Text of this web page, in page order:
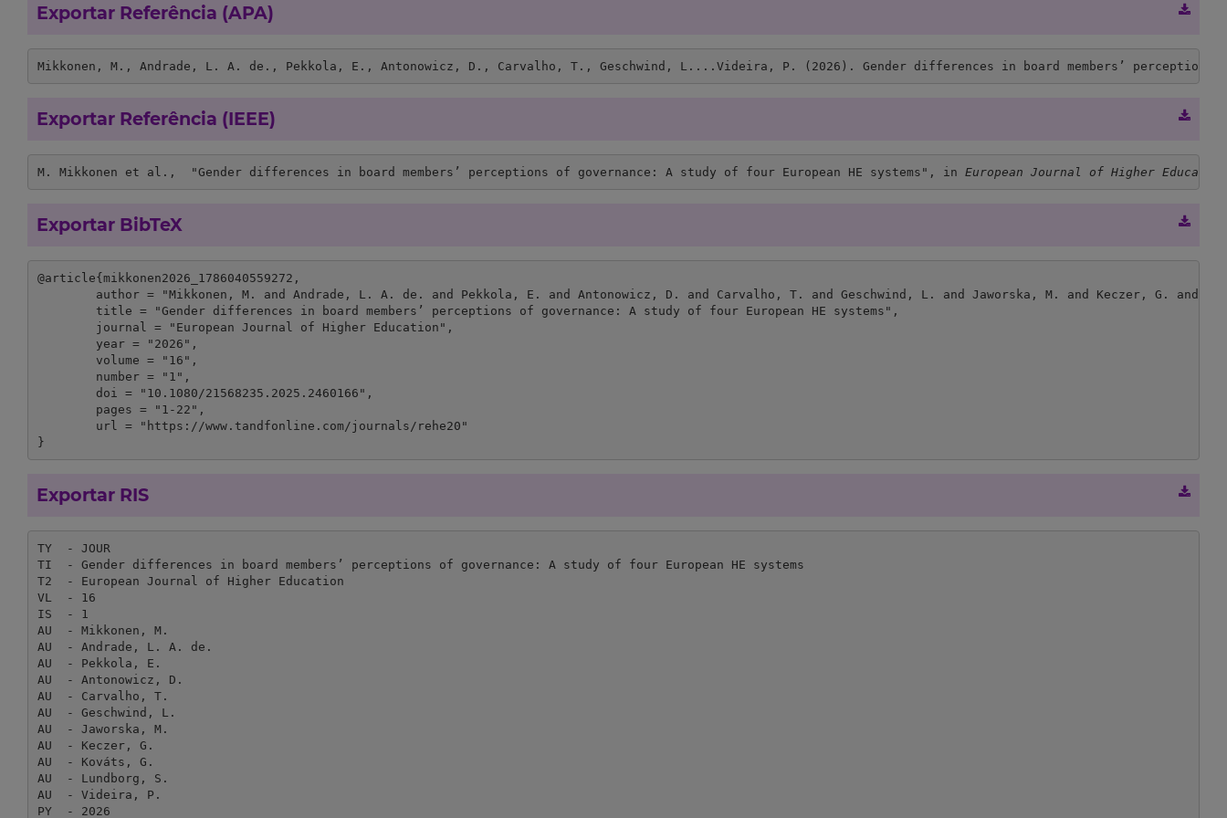
Exportar Referência (APA)
Mikkonen, M., Andrade, L. A. de., Pekkola, E., Antonowicz, D., Carvalho, T., Geschwind, L....Videira, P. (2026). Gender differences in board members’ perceptions
Exportar Referência (IEEE)
M. Mikkonen et al.,  "Gender differences in board members’ perceptions of governance: A study of four European HE systems", in European Journal of Higher Education
Exportar BibTeX
@article{mikkonen2026_1786040559272,
}
Exportar RIS
TY  - JOUR
TI  - Gender differences in board members’ perceptions of governance: A study of four European HE systems
T2  - European Journal of Higher Education
VL  - 16
IS  - 1
AU  - Mikkonen, M.
AU  - Andrade, L. A. de.
AU  - Pekkola, E.
AU  - Antonowicz, D.
AU  - Carvalho, T.
AU  - Geschwind, L.
AU  - Jaworska, M.
AU  - Keczer, G.
AU  - Kováts, G.
AU  - Lundborg, S.
AU  - Videira, P.
PY  - 2026